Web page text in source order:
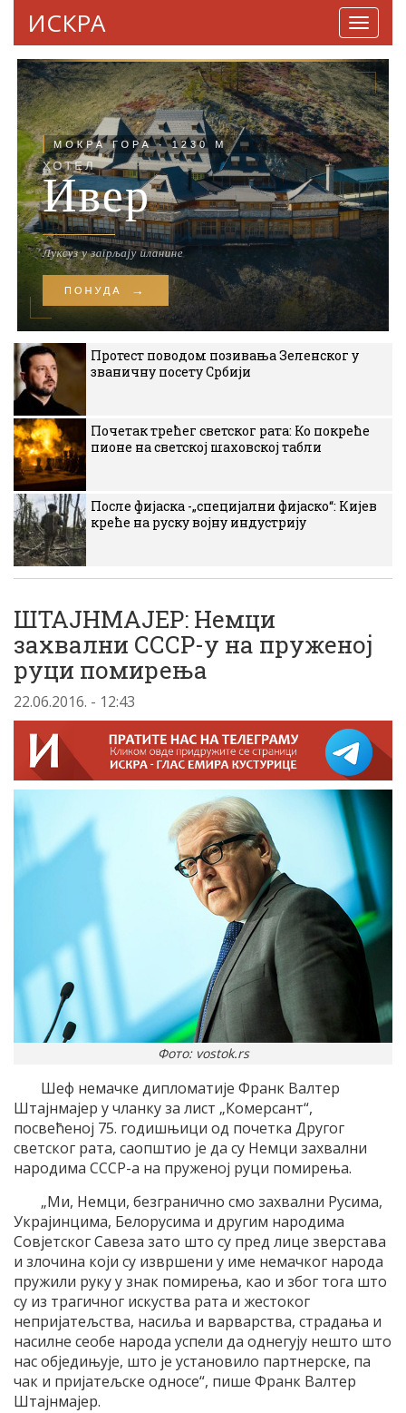
ИСКРА
Протест поводом позивања Зеленског у
званичну посету Србији
Почетак трећег светског рата: Ко покреће
пионе на светској шаховској табли
После фијаска -„специјални фијаско“: Кијев
креће на руску војну индустрију
ШТАЈНМАЈЕР: Немци
захвални СССР-у на пруженој
руци помирења
22.06.2016. - 12:43
Фото: vostok.rs
Шеф немачке дипломатије Франк Валтер
Штајнмајер у чланку за лист „Комерсант“,
посвећеној 75. годишњици од почетка Другог
светског рата, саопштио је да су Немци захвални
народима СССР-а на пруженој руци помирења.
„Ми, Немци, безгранично смо захвални Русима,
Украјинцима, Белорусима и другим народима
Совјетског Савеза зато што су пред лице зверстава
и злочина који су извршени у име немачког народа
пружили руку у знак помирења, као и због тога што
су из трагичног искуства рата и жестоког
непријатељства, насиља и варварства, страдања и
насилне сеобе народа успели да однегују нешто што
нас обједињује, што је установило партнерске, па
чак и пријатељске односе“, пише Франк Валтер
Штајнмајер.